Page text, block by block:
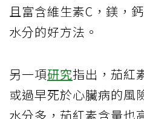
且富含維生素C，鎂，
水分的好方法。
另一項研究指出，茄紅
或過早死於心臟病的風
水分多，茄紅素含量也